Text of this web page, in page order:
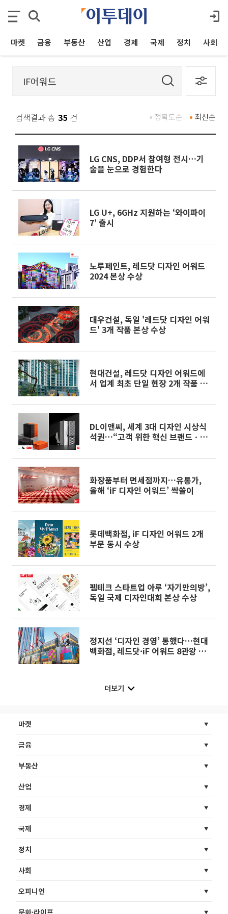
마켓 금융 부동산 산업 경제 국제 정치 사회
검색결과 총 35 건 최신순
정확도순
LG CNS, DDP서 참여형 전시…기
술을 눈으로 경험한다
LG U+, 6GHz 지원하는 ‘와이파이
7’ 출시
노루페인트, 레드닷 디자인 어워드
2024 본상 수상
대우건설, 독일 '레드닷 디자인 어워
드' 3개 작품 본상 수상
현대건설, 레드닷 디자인 어워드에
서 업계 최초 단일 현장 2개 작품 수
DL이앤씨, 세계 3대 디자인 시상식
석권…“고객 위한 혁신 브랜드ㆍ디
화장품부터 면세점까지…유통가,
올해 ‘iF 디자인 어워드’ 싹쓸이
롯데백화점, iF 디자인 어워드 2개
부문 동시 수상
펨테크 스타트업 아루 ‘자기만의방’,
독일 국제 디자인대회 본상 수상
정지선 ‘디자인 경영’ 통했다…현대
백화점, 레드닷·iF 어워드 8관왕 쾌
더보기
마켓
금융
부동산
산업
경제
국제
정치
사회
오피니언
문화·라이프